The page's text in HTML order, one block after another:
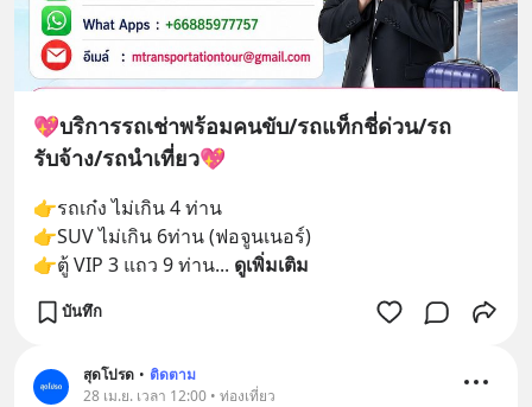
💖บริการรถเช่าพร้อมคนขับ/รถแท็กชี่ด่วน/รถ
รับจ้าง/รถนำเที่ยว💖
👉รถเก๋ง ไม่เกิน 4 ท่าน
👉SUV ไม่เกิน 6ท่าน (ฟอจูนเนอร์)
👉ตู้ VIP 3 แถว 9 ท่าน... ดูเพิ่มเติม
บันทึก
สุดโปรด • ติดตาม
28 เม.ย. เวลา 12:00 • ท่องเที่ยว